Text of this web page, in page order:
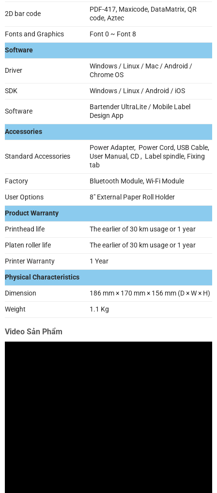
2D bar code
PDF-417, Maxicode, DataMatrix, QR
code, Aztec
Fonts and Graphics
Font 0 ~ Font 8
Software
Driver
Windows / Linux / Mac / Android /
Chrome OS
SDK
Windows / Linux / Android / iOS
Software
Bartender UltraLite / Mobile Label
Design App
Accessories
Standard Accessories
Power Adapter, Power Cord, USB Cable,
User Manual, CD , Label spindle, Fixing
tab
Factory
Bluetooth Module, Wi-Fi Module
User Options
8″ External Paper Roll Holder
Product Warranty
Printhead life
The earlier of 30 km usage or 1 year
Platen roller life
The earlier of 30 km usage or 1 year
Printer Warranty
1 Year
Physical Characteristics
Dimension
186 mm × 170 mm × 156 mm (D × W × H)
Weight
1.1 Kg
Video Sản Phẩm